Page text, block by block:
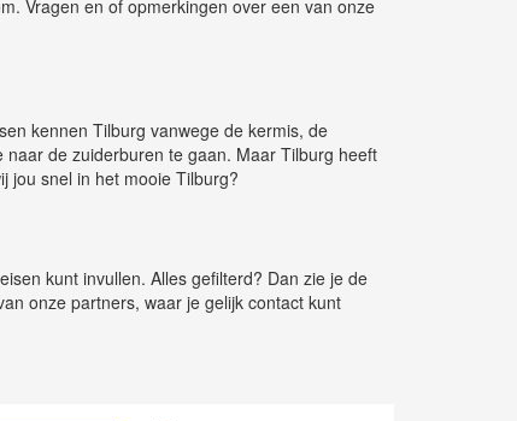
Vragen en of opmerkingen over een van onze
kennen Tilburg vanwege de kermis, de
de zuiderburen te gaan. Maar Tilburg heeft
jou snel in het mooie Tilburg?
kunt invullen. Alles gefilterd? Dan zie je de
onze partners, waar je gelijk contact kunt